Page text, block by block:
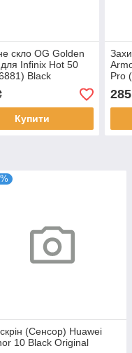
скло OG Golden
Infinix Hot 50
Black
Купити
Pro
285
(Сенсор) Huawei
10 Black Original